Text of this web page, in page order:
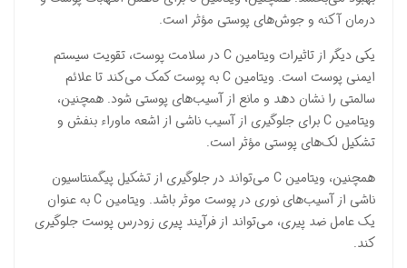
درمان آکنه و جوش‌های پوستی مؤثر است.
یکی دیگر از تاثیرات ویتامین C در سلامت پوست، تقویت سیستم
ایمنی پوست است. ویتامین C به پوست کمک می‌کند تا علائم
سالمتی را نشان دهد و مانع از آسیب‌های پوستی شود. همچنین،
ویتامین C برای جلوگیری از آسیب ناشی از اشعه ماوراء بنفش و
تشکیل لک‌های پوستی مؤثر است.
همچنین، ویتامین C می‌تواند در جلوگیری از تشکیل پیگمنتاسیون
ناشی از آسیب‌های نوری در پوست موثر باشد. ویتامین C به عنوان
یک عامل ضد پیری، می‌تواند از فرآیند پیری زودرس پوست جلوگیری
کند.